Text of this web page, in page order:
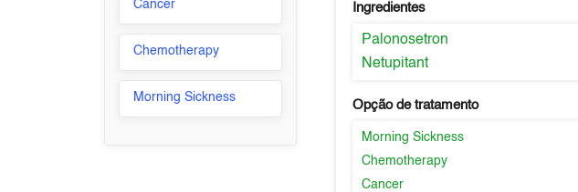
Cancer
Chemotherapy
Morning Sickness
Ingredientes
Palonosetron
Netupitant
Opção de tratamento
Morning Sickness
Chemotherapy
Cancer